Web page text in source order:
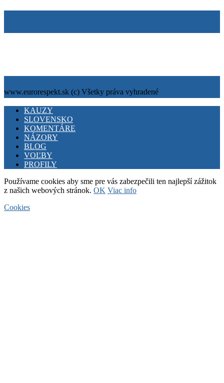
www.eurorespekt.sk (c) Všetky práva vyhradené
Facebook
Twitter
YoutubeKAUZY
SLOVENSKO
KOMENTÁRE
NÁZORY
BLOG
VOĽBY
PROFILY
Používame cookies aby sme pre vás zabezpečili ten najlepší zážitok
z našich webových stránok. OK Viac info
Cookies